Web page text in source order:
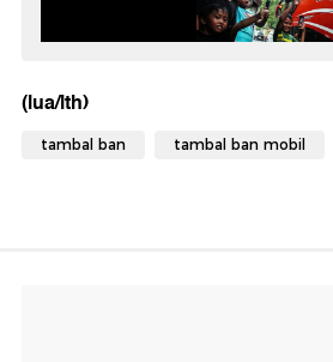
(lua/lth)
tambal ban tambal ban mobil